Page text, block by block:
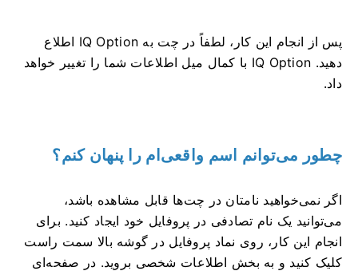
پس از انجام این کار، لطفاً در چت به IQ Option اطلاع
دهید. IQ Option با کمال میل اطلاعات شما را تغییر خواهد
داد.
چطور می‌توانم اسم واقعی‌ام را پنهان کنم؟
اگر نمی‌خواهید نامتان در چت‌ها قابل مشاهده باشد،
می‌توانید یک نام تصادفی در پروفایل خود ایجاد کنید. برای
انجام این کار، روی نماد پروفایل در گوشه بالا سمت راست
کلیک کنید و به بخش اطلاعات شخصی بروید. در صفحه‌ای